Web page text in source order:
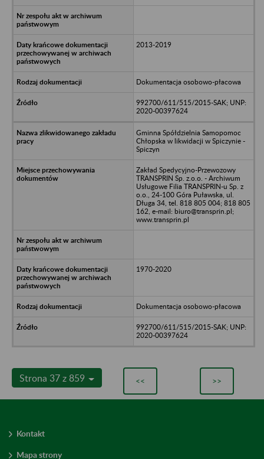
2013-2019
Dokumentacja osobowo-płacowa
992700/611/515/2015-SAK; UNP:
2020-00397624
Gminna Spółdzielnia Samopomoc
Chłopska w likwidacji w Spiczynie -
Spiczyn
Zakład Spedycyjno-Przewozowy
TRANSPRIN Sp. z.o.o. - Archiwum
Usługowe Filia TRANSPRIN-u Sp. z
o.o., 24-100 Góra Puławska, ul.
Długa 34, tel. 818 805 004; 818 805
162, e-mail: biuro@transprin.pl;
www.transprin.pl
1970-2020
Dokumentacja osobowo-płacowa
992700/611/515/2015-SAK; UNP:
2020-00397624
Strona 37 z 859 << >>
Kontakt
Mapa strony